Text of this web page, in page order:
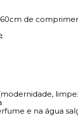
de
e na água